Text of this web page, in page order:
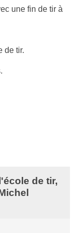
une fin de tir à
de tir.
de tir,